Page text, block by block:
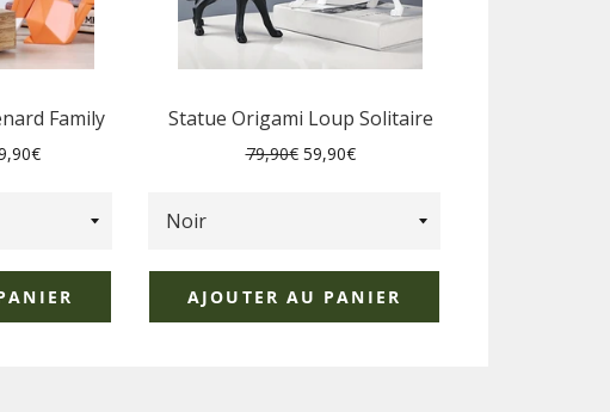
Family Statue Origami Loup Solitaire
Prix
79,90€ Prix
59,90€
AJOUTER AU PANIER